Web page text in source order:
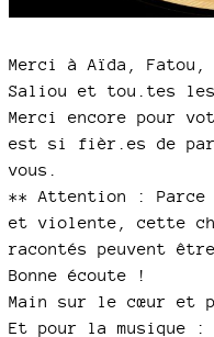
Merci à Aïda, Fatou,
Saliou et tou.tes les
Merci encore pour
est si fièr.es de
vous.
** Attention :
et violente, cette
racontés peuvent
Bonne écoute !
Main sur le cœur et
Et pour la musique :